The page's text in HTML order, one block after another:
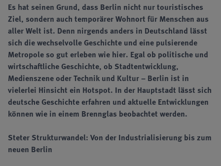
Es hat seinen Grund, dass Berlin nicht nur touristisches
Ziel, sondern auch temporärer Wohnort für Menschen aus
aller Welt ist. Denn nirgends anders in Deutschland lässt
sich die wechselvolle Geschichte und eine pulsierende
Metropole so gut erleben wie hier. Egal ob politische und
wirtschaftliche Geschichte, ob Stadtentwicklung,
Medienszene oder Technik und Kultur – Berlin ist in
vielerlei Hinsicht ein Hotspot. In der Hauptstadt lässt sich
deutsche Geschichte erfahren und aktuelle Entwicklungen
können wie in einem Brennglas beobachtet werden.
Steter Strukturwandel: Von der Industrialisierung bis zum
neuen Berlin